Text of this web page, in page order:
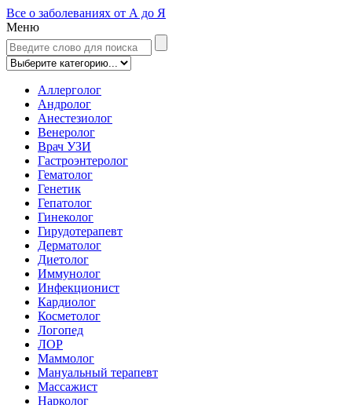
Все о заболеваниях от А до Я
Меню
Аллерголог
Андролог
Анестезиолог
Венеролог
Врач УЗИ
Гастроэнтеролог
Гематолог
Генетик
Гепатолог
Гинеколог
Гирудотерапевт
Дерматолог
Диетолог
Иммунолог
Инфекционист
Кардиолог
Косметолог
Логопед
ЛОР
Маммолог
Мануальный терапевт
Массажист
Нарколог